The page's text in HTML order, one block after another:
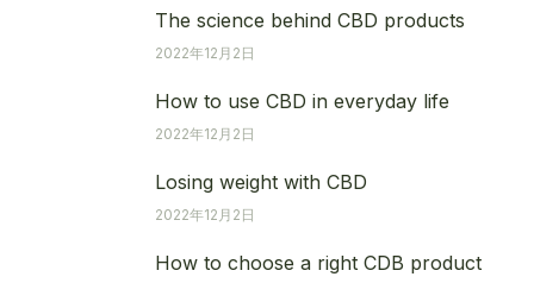
The science behind CBD products
2022年12月2日
How to use CBD in everyday life
2022年12月2日
Losing weight with CBD
2022年12月2日
How to choose a right CDB product